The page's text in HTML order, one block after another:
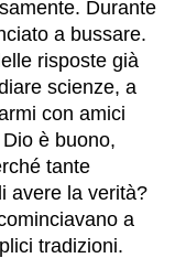
Durante
a bussare.
risposte già
scienze, a
con amici
è buono,
tante
avere la verità?
a
tradizioni.